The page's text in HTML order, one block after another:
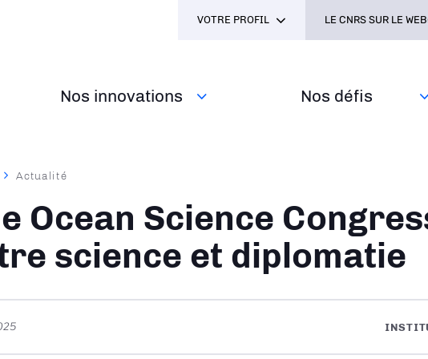
Nos innovations Nos défis‎
VOTRE PROFIL LE CNRS SUR LE WEB
Actualité
Ocean Science
science et diplomatie